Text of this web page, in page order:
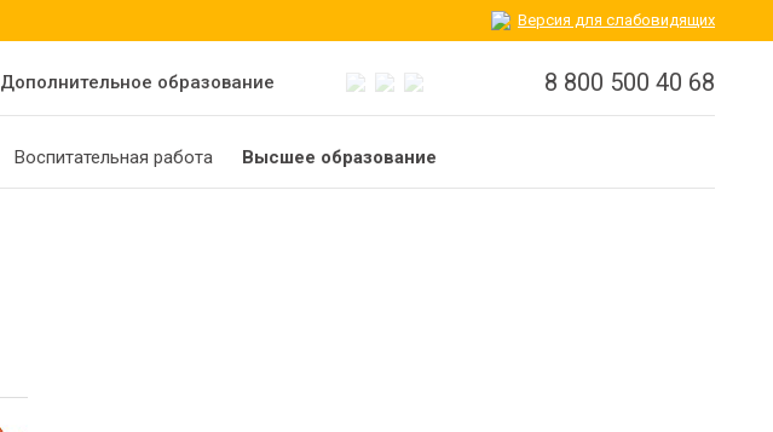
Версия для слабовидящих
Дополнительное образование 8 800 500 40 68
Воспитательная работа Высшее образование